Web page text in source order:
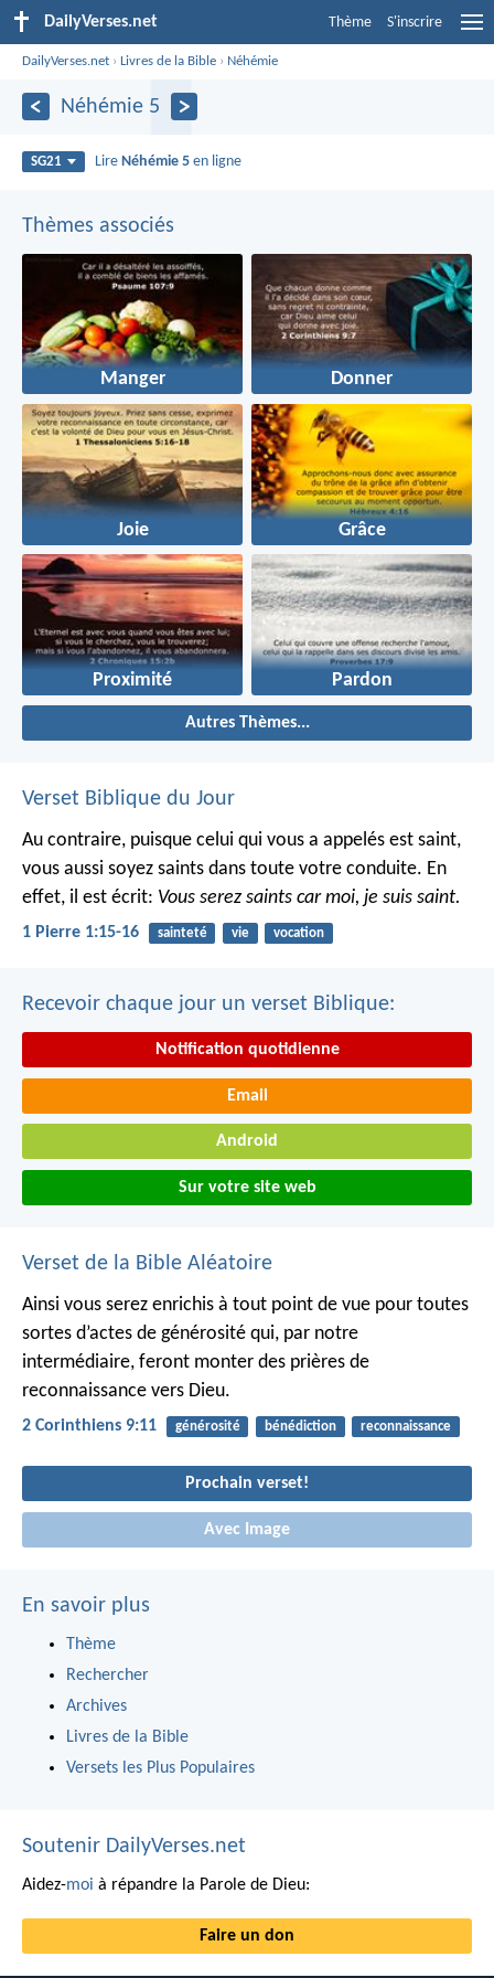
DailyVerses.net Thème S'inscrire
DailyVerses.net ›Livres de la Bible › Néhémie
Néhémie 5
SG21 Lire Néhémie 5 en ligne
Thèmes associés
Manger Donner
Joie Grâce
Proximité Pardon
Autres Thèmes...
Verset Biblique du Jour
Au contraire, puisque celui qui vous a appelés est saint,
vous aussi soyez saints dans toute votre conduite. En
effet, il est écrit: Vous serez saints car moi, je suis saint.
1 Pierre 1:15-16 sainteté vie vocation
Recevoir chaque jour un verset Biblique:
Notification quotidienne
Email
Android
Sur votre site web
Verset de la Bible Aléatoire
Ainsi vous serez enrichis à tout point de vue pour toutes
sortes d’actes de générosité qui, par notre
intermédiaire, feront monter des prières de
reconnaissance vers Dieu.
2 Corinthiens 9:11 générosité bénédiction reconnaissance
Prochain verset!
Avec Image
En savoir plus
Thème
Rechercher
Archives
Livres de la Bible
Versets les Plus Populaires
Soutenir DailyVerses.net
Aidez-moi à répandre la Parole de Dieu:
Faire un don